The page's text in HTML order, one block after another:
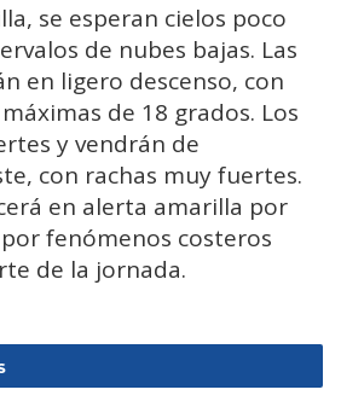
se esperan cielos poco
de nubes bajas. Las
en ligero descenso, con
de 18 grados. Los
y vendrán de
con rachas muy fuertes.
en alerta amarilla por
fenómenos costeros
de la jornada.